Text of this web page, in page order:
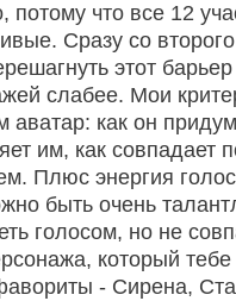
что все 12
Сразу со
этот
слабее. Мои
аватар: как он
им, как совпадает
Плюс энергия
быть очень
голосом, но не
который тебе
- Сирена,